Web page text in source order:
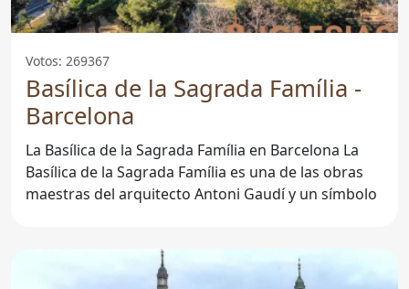
Votos: 269367
Basílica de la Sagrada Família -
Barcelona
La Basílica de la Sagrada Família en Barcelona La
Basílica de la Sagrada Família es una de las obras
maestras del arquitecto Antoni Gaudí y un símbolo